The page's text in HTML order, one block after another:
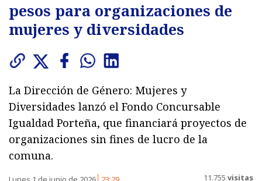
pesos para organizaciones de
mujeres y diversidades
La Dirección de Género: Mujeres y
Diversidades lanzó el Fondo Concursable
Igualdad Porteña, que financiará proyectos de
organizaciones sin fines de lucro de la
comuna.
11.755 visitas